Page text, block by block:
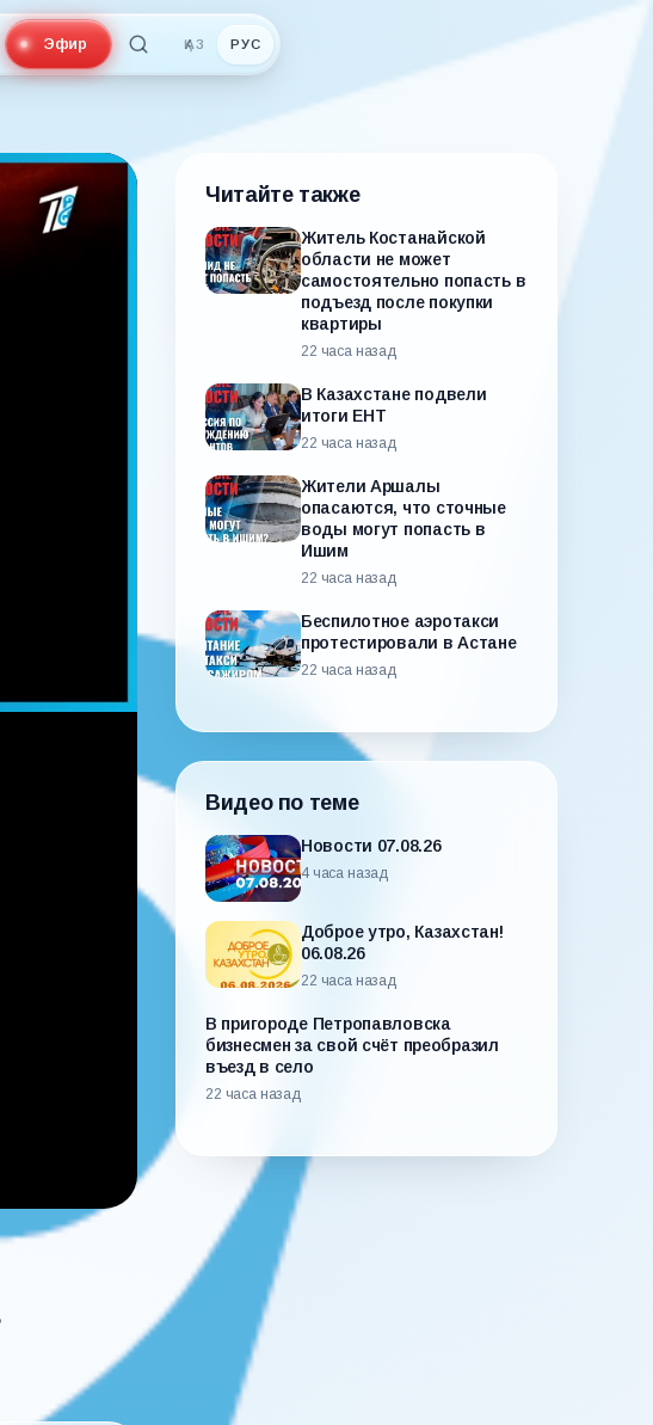
Эфир ҚАЗ РУС
Читайте также
Житель Костанайской
области не может
самостоятельно попасть в
подъезд после покупки
квартиры
22 часа назад
В Казахстане подвели
итоги ЕНТ
22 часа назад
Жители Аршалы
опасаются, что сточные
воды могут попасть в
Ишим
22 часа назад
Беспилотное аэротакси
протестировали в Астане
22 часа назад
Видео по теме
Новости 07.08.26
4 часа назад
Доброе утро, Казахстан!
06.08.26
22 часа назад
В пригороде Петропавловска
бизнесмен за свой счёт преобразил
въезд в село
22 часа назад